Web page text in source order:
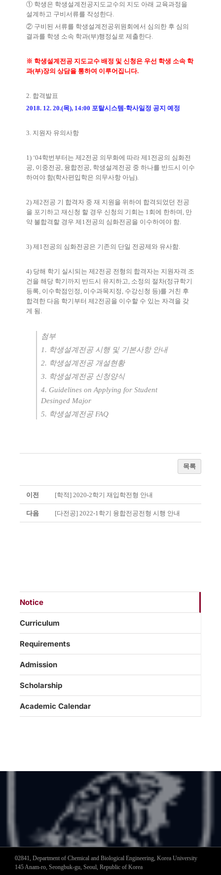
① 학생은 학생설계전공지도교수의 지도 아래 교육과정을
설계하고 구비서류를 작성한다.
② 구비된 서류를 학생설계전공위원회에서 심의한 후 심의
결과를 학생 소속 학과(부)행정실로 제출한다.
※ 학생설계전공 지도교수 배정 및 신청은 우선 학생 소속 학
과(부)장의 상담을 통하여 이루어집니다.
2. 합격발표
2018. 12. 20.(목), 14:00 포탈시스템-학사일정 공지 예정
3. 지원자 유의사항
1) ‘04학번부터는 제2전공 의무화에 따라 제 1전공의 심화전
공, 이중전공, 융합전공, 학생설계전공 중 하나를 반드시 이수
하여야 함(학사편입학은 의무사항 아님).
2) 제2전공 기 합격자 중 재 지원을 위하여 합격되었던 전공
을 포기하고 재신청 할 경우 신청의 기회는 1회에 한하며 , 만
약 불합격할 경우 제 1전공의 심화전공을 이수하여야 함.
3) 제 1전공의 심화전공은 기존의 단일 전공제와 유사함.
4) 당해 학기 실시되는 제2전공 전형의 합격자는 지원자격 조
건을 해당 학기까지 반드시 유지하고, 소정의 절차(정규학기
등록, 이수학점인정 , 이수과목지정 , 수강신청 등)를 거친 후
합격한 다음 학기부터 제2전공을 이수할 수 있는 자격을 갖
게 됨 .
첨부
1. 학생설계전공 시행 및 기본사항 안내
2. 학생설계전공 개설현황
3. 학생설계전공 신청양식
4. Guidelines on Applying for Student
Desinged Major
5. 학생설계전공FAQ
목록
이전 [학적] 2020-2학기 재입학전형 안내
다음 [다전공] 2022-1학기 융합전공전형 시행 안내
Notice
Curriculum
Requirements
Admission
Scholarship
Academic Calendar
02841, Department of Chemical and Biological Engineering, Korea University
145 Anam-ro, Seongbuk-gu, Seoul, Republic of Korea